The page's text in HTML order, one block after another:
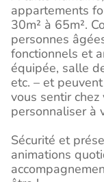
appartements
30m² à 65m².
personnes
fonctionnels et
équipée, salle
etc. – et
vous sentir
personnaliser à
Sécurité et
animations